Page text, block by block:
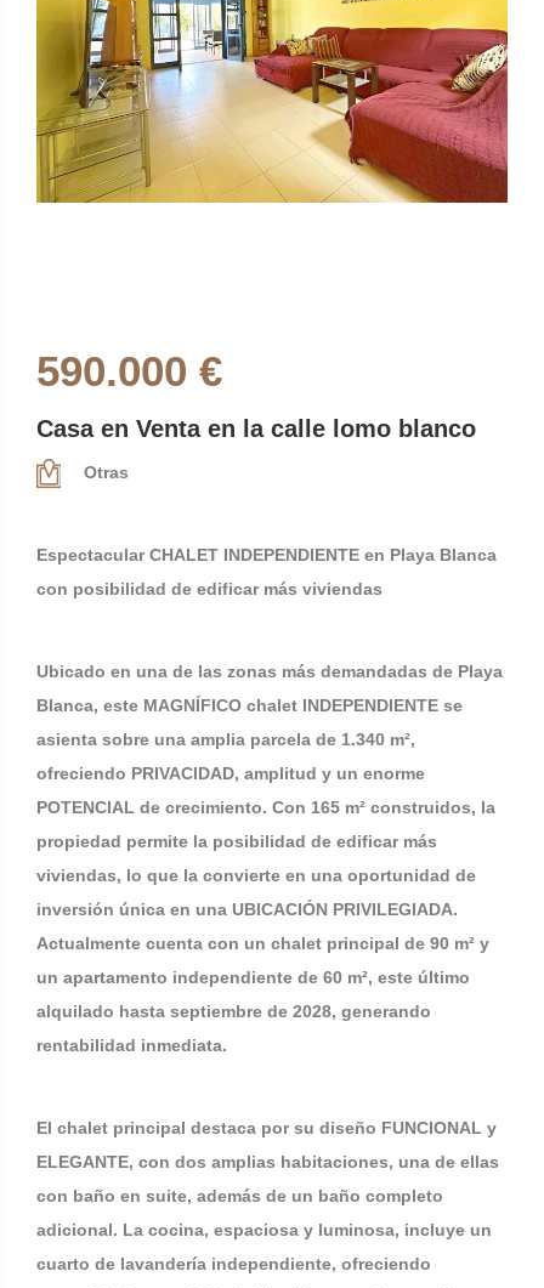
590.000 €
Casa en Venta en la calle lomo blanco
Otras
Espectacular CHALET INDEPENDIENTE en Playa Blanca
con posibilidad de edificar más viviendas
Ubicado en una de las zonas más demandadas de Playa
Blanca, este MAGNÍFICO chalet INDEPENDIENTE se
asienta sobre una amplia parcela de 1.340 m²,
ofreciendo PRIVACIDAD, amplitud y un enorme
POTENCIAL de crecimiento. Con 165 m² construidos, la
propiedad permite la posibilidad de edificar más
viviendas, lo que la convierte en una oportunidad de
inversión única en una UBICACIÓN PRIVILEGIADA.
Actualmente cuenta con un chalet principal de 90 m² y
un apartamento independiente de 60 m², este último
alquilado hasta septiembre de 2028, generando
rentabilidad inmediata.
El chalet principal destaca por su diseño FUNCIONAL y
ELEGANTE, con dos amplias habitaciones, una de ellas
con baño en suite, además de un baño completo
adicional. La cocina, espaciosa y luminosa, incluye un
cuarto de lavandería independiente, ofreciendo